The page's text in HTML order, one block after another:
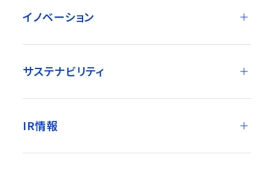
イノベーション
サステナビリティ
IR情報